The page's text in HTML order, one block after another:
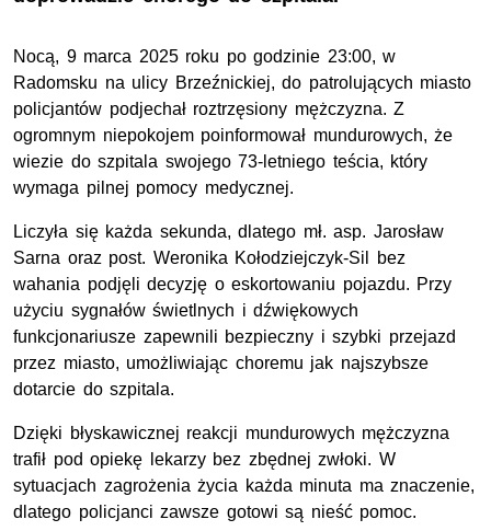
Nocą, 9 marca 2025 roku po godzinie 23:00, w
Radomsku na ulicy Brzeźnickiej, do patrolujących miasto
policjantów podjechał roztrzęsiony mężczyzna. Z
ogromnym niepokojem poinformował mundurowych, że
wiezie do szpitala swojego 73-letniego teścia, który
wymaga pilnej pomocy medycznej.
Liczyła się każda sekunda, dlatego mł. asp. Jarosław
Sarna oraz post. Weronika Kołodziejczyk-Sil bez
wahania podjęli decyzję o eskortowaniu pojazdu. Przy
użyciu sygnałów świetlnych i dźwiękowych
funkcjonariusze zapewnili bezpieczny i szybki przejazd
przez miasto, umożliwiając choremu jak najszybsze
dotarcie do szpitala.
Dzięki błyskawicznej reakcji mundurowych mężczyzna
trafił pod opiekę lekarzy bez zbędnej zwłoki. W
sytuacjach zagrożenia życia każda minuta ma znaczenie,
dlatego policjanci zawsze gotowi są nieść pomoc.